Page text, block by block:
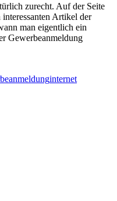
zurecht. Auf der Seite
Artikel der
man eigentlich ein
Gewerbeanmeldung
internet